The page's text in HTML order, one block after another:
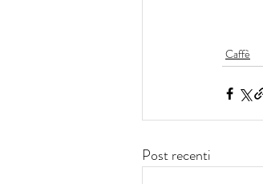
Caffè
Post recenti